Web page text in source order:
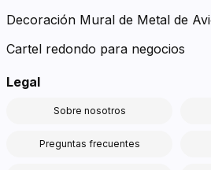
Decoración Mural de Metal de
Cartel redondo para negocios
Legal
Sobre nosotros
Preguntas frecuentes